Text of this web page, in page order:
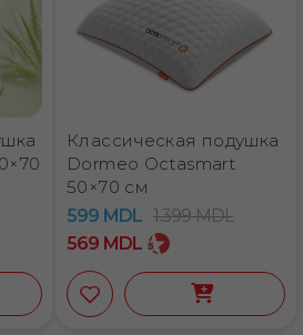
Octasmart
всей Молдове
Классическая подушка
Dormeo Octasmart
50×70 см
599 MDL 1.399MDL
569 MDL